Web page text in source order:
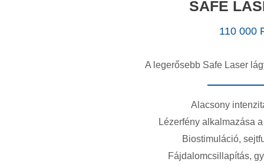
SAFE
110 000
A legerősebb Safe Laser
Alacsony
Lézerfény alkalmazása
Biostimuláció,
Fájdalomcsillapítás,